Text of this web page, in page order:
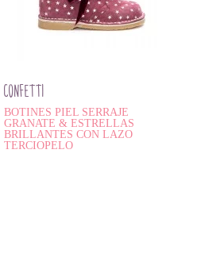
CONFETTI
BOTINES PIEL SERRAJE
GRANATE & ESTRELLAS
BRILLANTES CON LAZO
TERCIOPELO